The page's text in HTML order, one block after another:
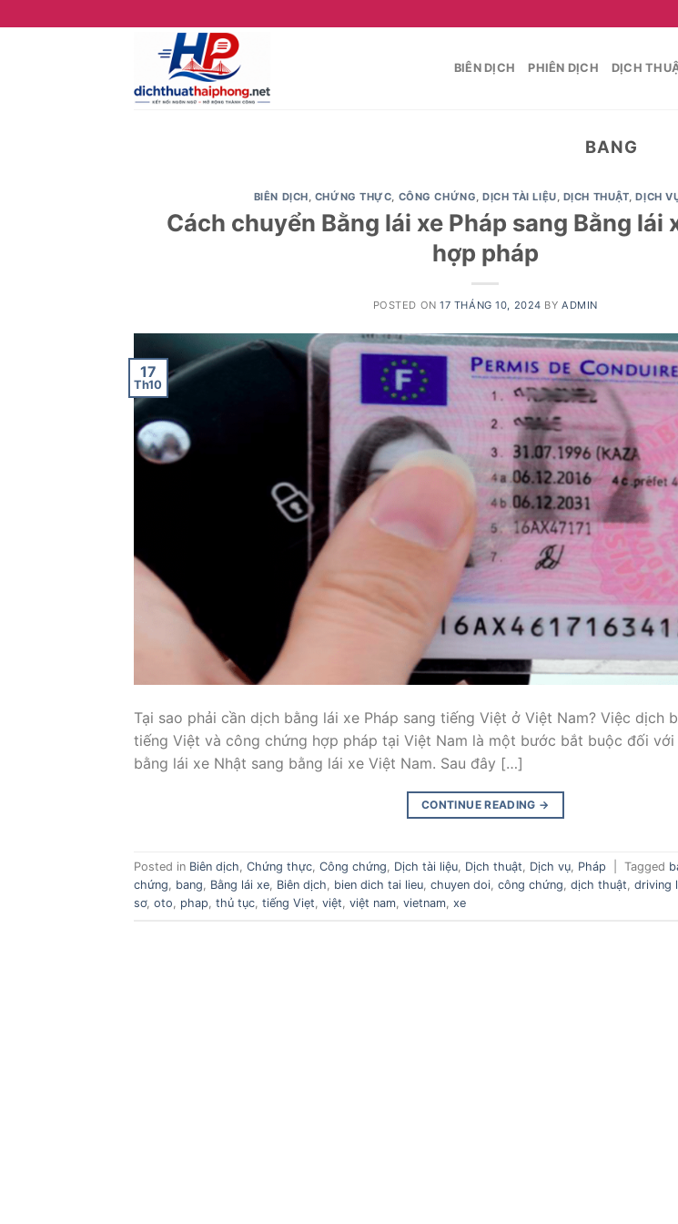
to
BIÊN DỊCH PHIÊN DỊCH DỊCH
BANG
BIÊN DỊCH, CHỨNG THỰC, CÔNG CHỨNG,DỊCH TÀI LIỆU, DỊCH THUẬT,DỊCH
Cách chuyển Bằng lái xe Pháp sang Bằng lái
hợp pháp
POSTED ON17 THÁNG 10, 2024 BYADMIN
17
Th10
Tại sao phải cần dịch bằng lái xe Pháp sang tiếng Việt ở Việt Nam? Việc dịch
tiếng Việt và công chứng hợp pháp tại Việt Nam là một bước bắt buộc đối
bằng lái xe Nhật sang bằng lái xe Việt Nam. Sau đây […]
CONTINUE READING →
Posted in Biên dịch, Chứng thực, Công chứng, Dịch tài liệu, Dịch thuật, Dịch vụ, Pháp Tagged
chứng, bang, Bằng lái xe, Biên dịch, bien dich tai lieu, chuyen doi, công chứng, dịch thuật, driving
sơ, oto, phap, thủ tục, tiếng Viẹt, việt, việt nam, vietnam, xe